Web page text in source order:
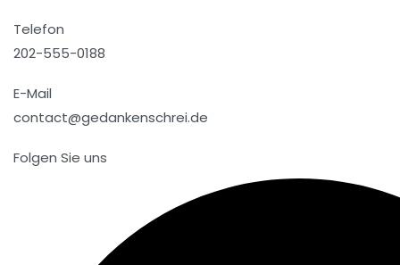
Telefon
202-555-0188
E-Mail
contact@gedankenschrei.de
Folgen Sie uns